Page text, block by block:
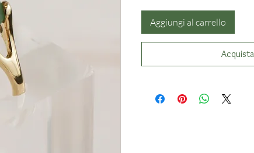
Aggiungi al carrello